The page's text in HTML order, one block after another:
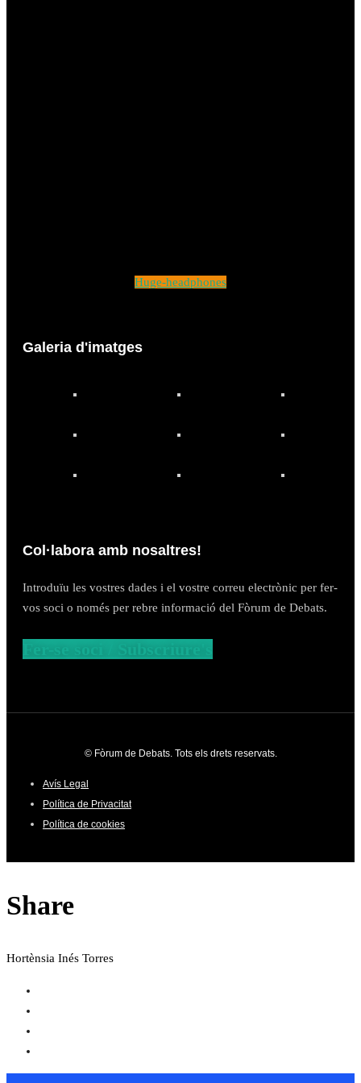
Huge-headphones
Galeria d'imatges
Col·labora amb nosaltres!
Introduïu les vostres dades i el vostre correu electrònic per fer-
vos soci o només per rebre informació del Fòrum de Debats.
© Fòrum de Debats. Tots els drets reservats.
Avís Legal
Política de Privacitat
Política de cookies
Share
Hortènsia Inés Torres